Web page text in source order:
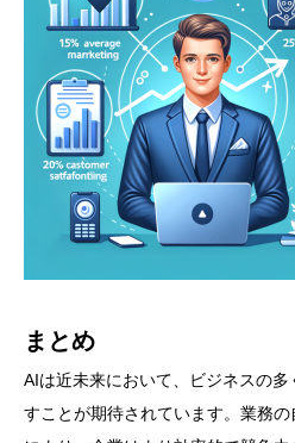
まとめ
AIは近未来において、ビジネスの
すことが期待されています。業務